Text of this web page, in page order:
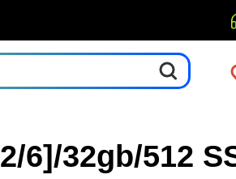
6]/32gb/512